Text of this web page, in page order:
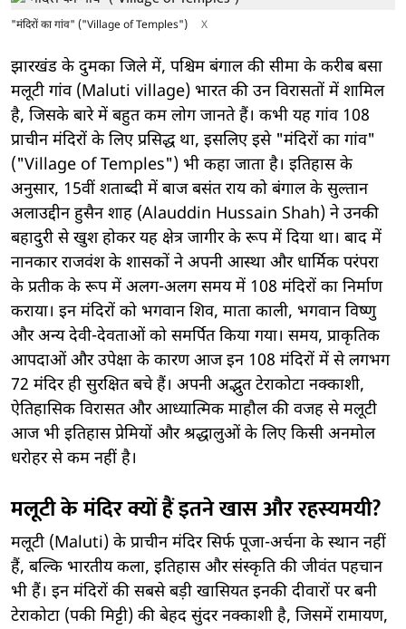
"मंदिरों का गांव" ("Village of Temples") X
झारखंड के दुमका जिले में, पश्चिम बंगाल की सीमा के करीब बसा
मलूटी गांव (Maluti village) भारत की उन विरासतों में शामिल
है, जिसके बारे में बहुत कम लोग जानते हैं। कभी यह गांव 108
प्राचीन मंदिरों के लिए प्रसिद्ध था, इसलिए इसे "मंदिरों का गांव"
("Village of Temples") भी कहा जाता है। इतिहास के
अनुसार, 15वीं शताब्दी में बाज बसंत राय को बंगाल के सुल्तान
अलाउद्दीन हुसैन शाह (Alauddin Hussain Shah) ने उनकी
बहादुरी से खुश होकर यह क्षेत्र जागीर के रूप में दिया था। बाद में
नानकार राजवंश के शासकों ने अपनी आस्था और धार्मिक परंपरा
के प्रतीक के रूप में अलग-अलग समय में 108 मंदिरों का निर्माण
कराया। इन मंदिरों को भगवान शिव, माता काली, भगवान विष्णु
और अन्य देवी-देवताओं को समर्पित किया गया। समय, प्राकृतिक
आपदाओं और उपेक्षा के कारण आज इन 108 मंदिरों में से लगभग
72 मंदिर ही सुरक्षित बचे हैं। अपनी अद्भुत टेराकोटा नक्काशी,
ऐतिहासिक विरासत और आध्यात्मिक माहौल की वजह से मलूटी
आज भी इतिहास प्रेमियों और श्रद्धालुओं के लिए किसी अनमोल
धरोहर से कम नहीं है।
मलूटी के मंदिर क्यों हैं इतने खास और रहस्यमयी?
मलूटी (Maluti) के प्राचीन मंदिर सिर्फ पूजा-अर्चना के स्थान नहीं
हैं, बल्कि भारतीय कला, इतिहास और संस्कृति की जीवंत पहचान
भी हैं। इन मंदिरों की सबसे बड़ी खासियत इनकी दीवारों पर बनी
टेराकोटा (पकी मिट्टी) की बेहद सुंदर नक्काशी है, जिसमें रामायण,